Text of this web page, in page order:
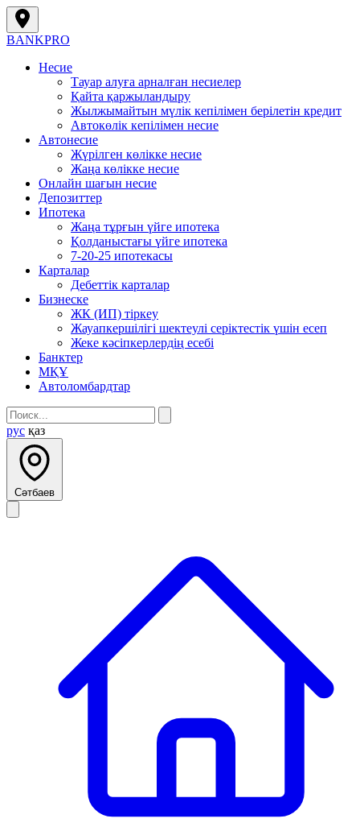
BANKPRO
Несие
Тауар алуға арналған несиелер
Қайта қаржыландыру
Жылжымайтын мүлік кепілімен берілетін кредит
Автокөлік кепілімен несие
Автонесие
Жүрілген көлікке несие
Жаңа көлікке несие
Онлайн шағын несие
Депозиттер
Ипотека
Жаңа тұрғын үйге ипотека
Қолданыстағы үйге ипотека
7-20-25 ипотекасы
Карталар
Дебеттік карталар
Бизнеске
ЖК (ИП) тіркеу
Жауапкершілігі шектеулі серіктестік үшін есеп
Жеке кәсіпкерлердің есебі
Банктер
МҚҰ
Автоломбардтар
рус қаз
Сәтбаев